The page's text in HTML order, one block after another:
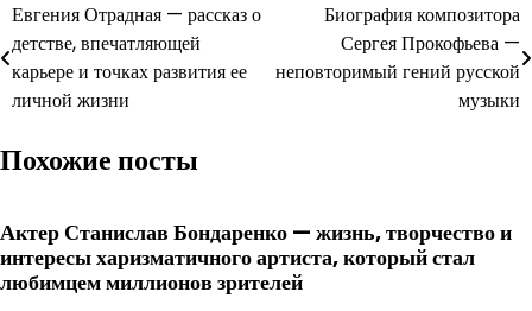
Навигация
по
записям
Евгения Отрадная — рассказ о
детстве, впечатляющей
карьере и точках развития ее
личной жизни
Биография композитора
Сергея Прокофьева —
неповторимый гений русской
музыки
Похожие посты
Актер Станислав Бондаренко — жизнь, творчество и
интересы харизматичного артиста, который стал
любимцем миллионов зрителей